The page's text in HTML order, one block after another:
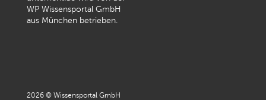
WP Wissensportal GmbH
aus München betrieben.
2026 © Wissensportal GmbH